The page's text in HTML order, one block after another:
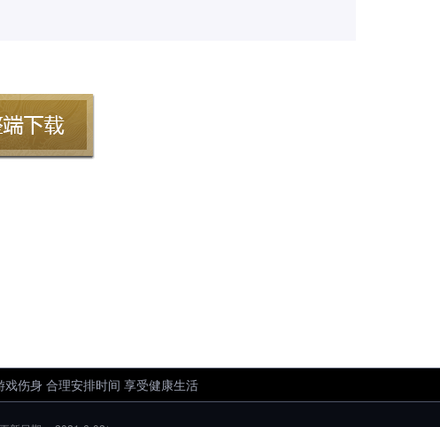
伤身 合理安排时间 享受健康生活